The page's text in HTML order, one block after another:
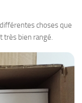
choses que
très bien rangé.